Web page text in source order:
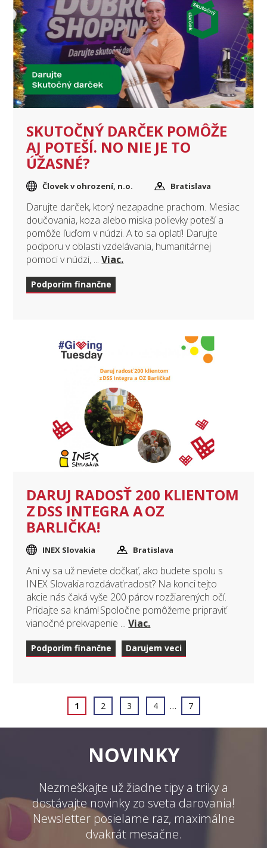
SKUTOČNÝ DARČEK POMÔŽE
AJ POTEŠÍ. NO NIE JE TO
ÚŽASNÉ?
Človek v ohrození, n.o. Bratislava
Darujte darček, ktorý nezapadne prachom. Mesiac
doučovania, koza alebo miska polievky poteší a
pomôže ľuďom v núdzi. A to sa oplatí! Darujte
podporu v oblasti vzdelávania, humanitárnej
pomoci v núdzi, ...Viac.
Podporím finančne
DARUJ RADOSŤ 200 KLIENTOM
Z DSS INTEGRA A OZ
BARLIČKA!
INEX Slovakia Bratislava
Ani vy sa už neviete dočkať, ako budete spolu s
INEX Slovakia rozdávať radosť? Na konci tejto
akcie nás čaká vyše 200 párov rozžiarených očí.
Pridajte sa k nám! Spoločne pomôžeme pripraviť
vianočné prekvapenie ...Viac.
Podporím finančne Darujem veci
1 2 3 4 … 7
NOVINKY
Nezmeškajte už žiadne tipy a triky a
dostávajte novinky zo sveta darovania!
Newsletter posielame raz, maximálne
dvakrát mesačne.